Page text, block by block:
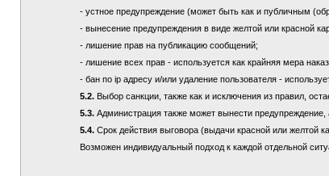
- устное предупреждение (может быть как и публичным
- вынесение предупреждения в виде желтой или красной
- лишение прав на публикацию сообщений;
- лишение всех прав - используется как крайняя мера
- бан по ip адресу и/или удаление пользователя -
5.2.Выбор санкции, также как и исключения из правил,
5.3.Администрация также может вынести
5.4.Срок действия выговора (выдачи красной или желтой
Возможен индивидуальный подход к каждой отдельной